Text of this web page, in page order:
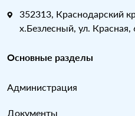
352313, Краснодарский
х.Безлесный, ул. Красная,
Основные разделы
Администрация
Документы